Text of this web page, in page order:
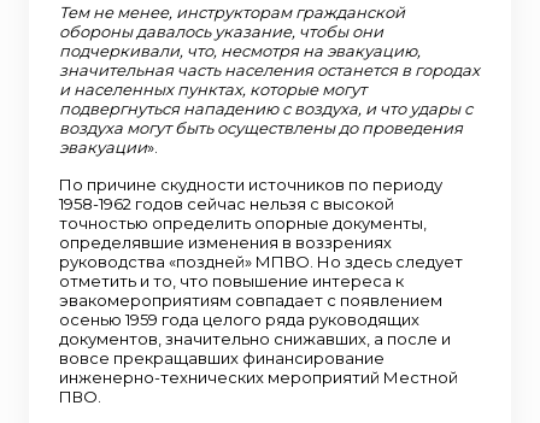
Тем не менее, инструкторам гражданской
обороны давалось указание, чтобы они
подчеркивали, что, несмотря на эвакуацию,
значительная часть населения останется в городах
и населенных пунктах, которые могут
подвергнуться нападению с воздуха, и что удары с
воздуха могут быть осуществлены до проведения
эвакуации».
По причине скудности источников по периоду
1958-1962 годов сейчас нельзя с высокой
точностью определить опорные документы,
определявшие изменения в воззрениях
руководства «поздней» МПВО. Но здесь следует
отметить и то, что повышение интереса к
эвакомероприятиям совпадает с появлением
осенью 1959 года целого ряда руководящих
документов, значительно снижавших, а после и
вовсе прекращавших финансирование
инженерно-технических мероприятий Местной
ПВО.